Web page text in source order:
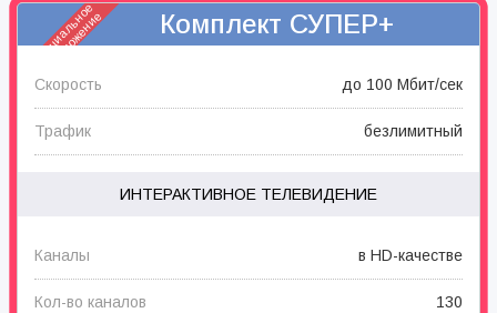
специальное
предложение Комплект СУПЕР+
Скорость до 100 Мбит/сек
Трафик безлимитный
ИНТЕРАКТИВНОЕ ТЕЛЕВИДЕНИЕ
Каналы в HD-качестве
Кол-во каналов 130